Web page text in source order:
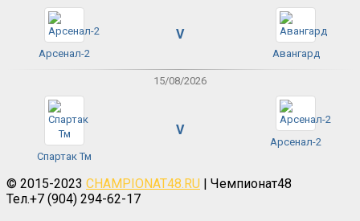
Арсенал-2
V
Авангард
15/08/2026
Спартак Тм
V
Арсенал-2
© 2015-2023 CHAMPIONAT48.RU | Чемпионат48
Тел.+7 (904) 294-62-17